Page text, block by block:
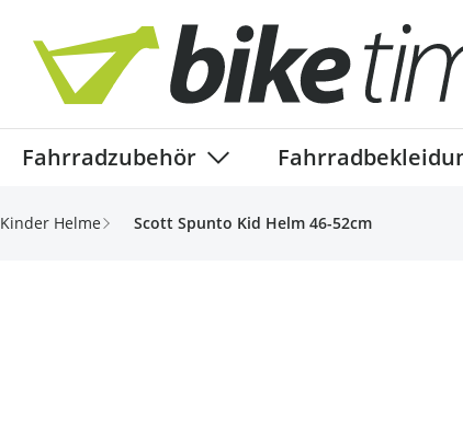
Fahrradzubehör
Show submenu for
Kinder Helme Scott Spunto Kid Helm 46-52cm